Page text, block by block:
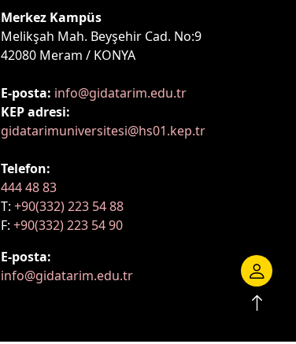
Merkez Kampüs
Melikşah Mah. Beyşehir Cad. No:9
42080 Meram / KONYA
E-posta: info@gidatarim.edu.tr
KEP adresi:
gidatarimuniversitesi@hs01.kep.tr
Telefon:
444 48 83
T: +90(332) 223 54 88
F: +90(332) 223 54 90
E-posta:
info@gidatarim.edu.tr